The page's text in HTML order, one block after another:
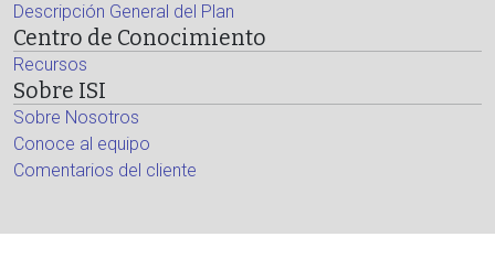
Descripción General del Plan
Centro de Conocimiento
Recursos
Sobre ISI
Sobre Nosotros
Conoce al equipo
Comentarios del cliente